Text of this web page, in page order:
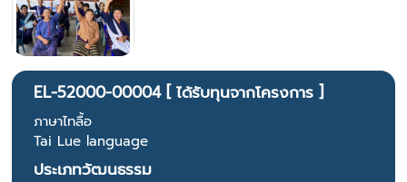
EL-52000-00004 [ ได้รับทุนจากโครงการ ]
ภาษาไทลื้อ
Tai Lue language
ประเภทวัฒนธรรม